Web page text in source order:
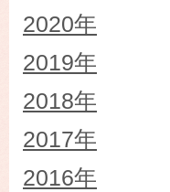
2020年
2019年
2018年
2017年
2016年